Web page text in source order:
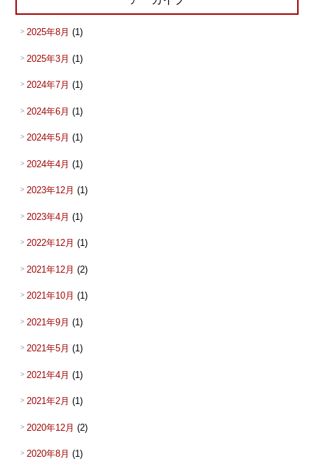
2025年8月 (1)
2025年3月 (1)
2024年7月 (1)
2024年6月 (1)
2024年5月 (1)
2024年4月 (1)
2023年12月 (1)
2023年4月 (1)
2022年12月 (1)
2021年12月 (2)
2021年10月 (1)
2021年9月 (1)
2021年5月 (1)
2021年4月 (1)
2021年2月 (1)
2020年12月 (2)
2020年8月 (1)